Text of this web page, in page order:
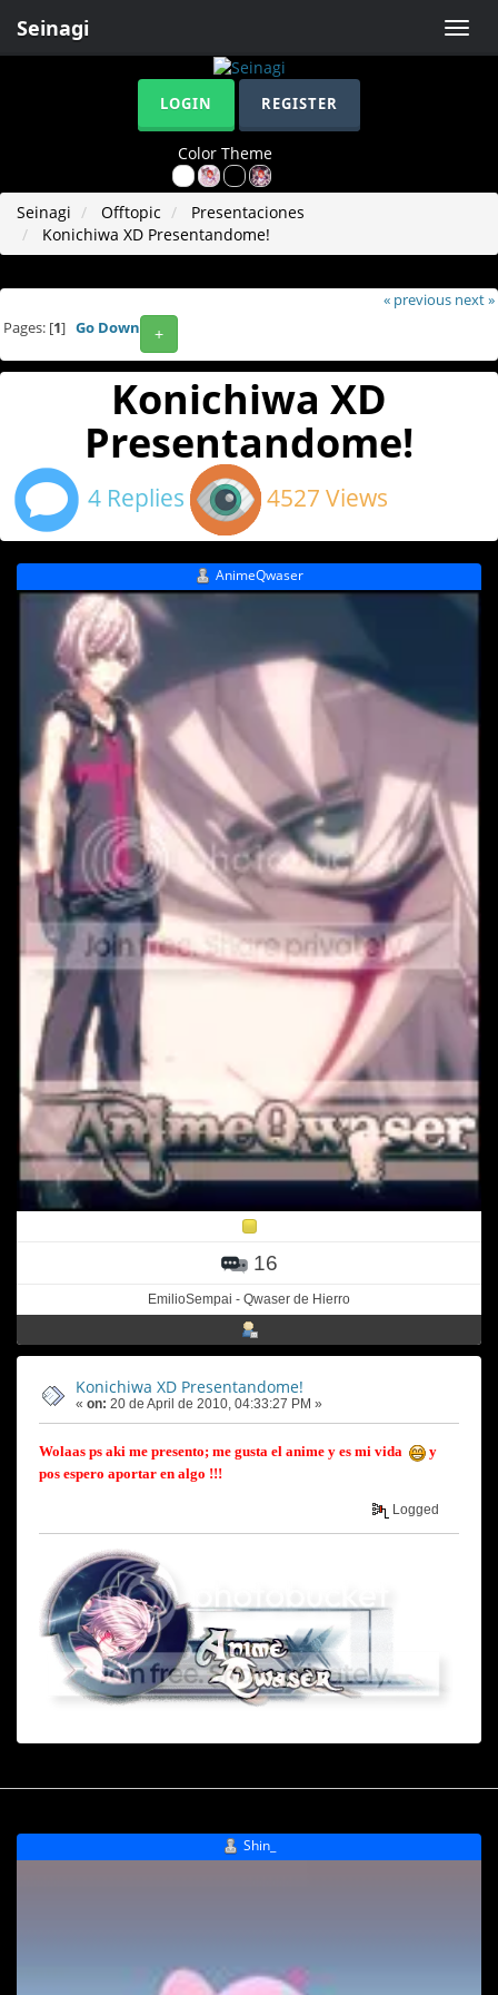
Toggle
Seinagi
LOGIN REGISTER
Color Theme
Seinagi Offtopic
Presentaciones
Konichiwa XD Presentandome!
« previous next »
+
Pages: [1] Go Down
Konichiwa XD
Presentandome!
4 Replies 4527 Views
AnimeQwaser
16
EmilioSempai - Qwaser de Hierro
Konichiwa XD Presentandome!
« on: 20 de April de 2010, 04:33:27 PM »
Wolaas ps aki me presento; me gusta el anime y es mi vida
y
pos espero aportar en algo !!!
Logged
Shin_